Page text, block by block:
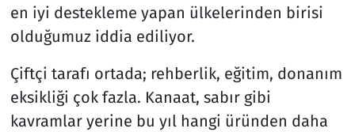
en iyi destekleme yapan ülkelerinden birisi
olduğumuz iddia ediliyor.
Çiftçi tarafı ortada; rehberlik, eğitim, donanım
eksikliği çok fazla. Kanaat, sabır gibi
kavramlar yerine bu yıl hangi üründen daha